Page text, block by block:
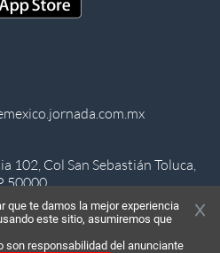
102, Col San Sebastián Toluca,
50000
que te damos la mejor experiencia
este sitio, asumiremos que
responsabilidad del anunciante